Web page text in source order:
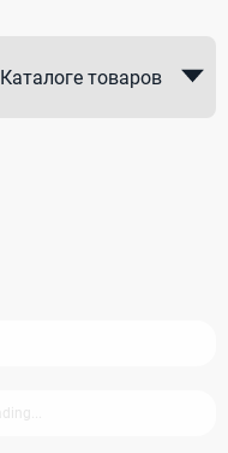
Каталоге товаров